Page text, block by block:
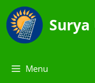
Skip
to
content
Menu